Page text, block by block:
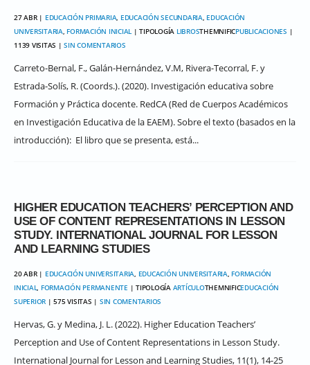
27 ABR | EDUCACIÓN PRIMARIA, EDUCACIÓN SECUNDARIA, EDUCACIÓN
UNIVERSITARIA, FORMACIÓN INICIAL| TIPOLOGÍA LIBROSTHEMNIFICPUBLICACIONES |
1139 VISITAS |SIN COMENTARIOS
Carreto-Bernal, F., Galán-Hernández, V.M, Rivera-Tecorral, F. y
Estrada-Solís, R. (Coords.). (2020). Investigación educativa sobre
Formación y Práctica docente. RedCA (Red de Cuerpos Académicos
en Investigación Educativa de la EAEM). Sobre el texto (basados en la
introducción): El libro que se presenta, está...
HIGHER EDUCATION TEACHERS’ PERCEPTION AND
USE OF CONTENT REPRESENTATIONS IN LESSON
STUDY. INTERNATIONAL JOURNAL FOR LESSON
AND LEARNING STUDIES
20 ABR | EDUCACIÓN UNIVERSITARIA, EDUCACIÓN UNIVERSITARIA, FORMACIÓN
INICIAL, FORMACIÓN PERMANENTE | TIPOLOGÍA ARTÍCULOTHEMNIFICEDUCACIÓN
SUPERIOR | 575 VISITAS | SIN COMENTARIOS
Hervas, G. y Medina, J. L. (2022). Higher Education Teachers’
Perception and Use of Content Representations in Lesson Study.
International Journal for Lesson and Learning Studies, 11(1), 14-25